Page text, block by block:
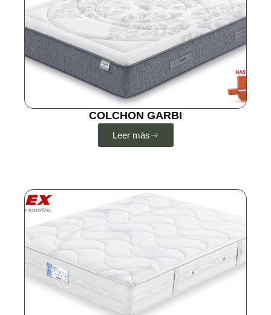
COLCHON GARBI
Leer más